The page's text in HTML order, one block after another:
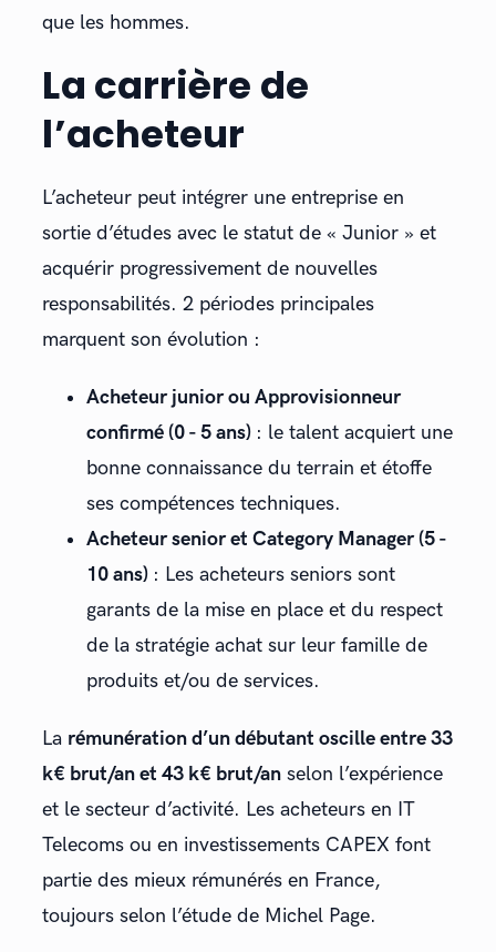
que les hommes.
La carrière de
l’acheteur
L’acheteur peut intégrer une entreprise en
sortie d’études avec le statut de « Junior » et
acquérir progressivement de nouvelles
responsabilités. 2 périodes principales
marquent son évolution :
Acheteur junior ou Approvisionneur
confirmé (0 - 5 ans) : le talent acquiert une
bonne connaissance du terrain et étoffe
ses compétences techniques.
Acheteur senior et Category Manager (5 -
10 ans) : Les acheteurs seniors sont
garants de la mise en place et du respect
de la stratégie achat sur leur famille de
produits et/ou de services.
La rémunération d’un débutant oscille entre 33
k€ brut/an et 43 k€ brut/an selon l’expérience
et le secteur d’activité. Les acheteurs en IT
Telecoms ou en investissements CAPEX font
partie des mieux rémunérés en France,
toujours selon l’étude de Michel Page.